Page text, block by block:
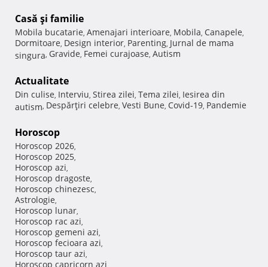
Casă şi familie
Mobila bucatarie, Amenajari interioare, Mobila, Canapele,
Dormitoare, Design interior, Parenting, Jurnal de mama
singura, Gravide, Femei curajoase, Autism
Actualitate
Din culise, Interviu, Stirea zilei, Tema zilei, Iesirea din
autism, Despărţiri celebre, Vesti Bune, Covid-19, Pandemie
Horoscop
Horoscop 2026,
Horoscop 2025,
Horoscop azi,
Horoscop dragoste,
Horoscop chinezesc,
Astrologie,
Horoscop lunar,
Horoscop rac azi,
Horoscop gemeni azi,
Horoscop fecioara azi,
Horoscop taur azi,
Horoscop capricorn azi